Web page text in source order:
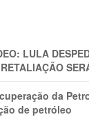
LULA
da
de petróleo